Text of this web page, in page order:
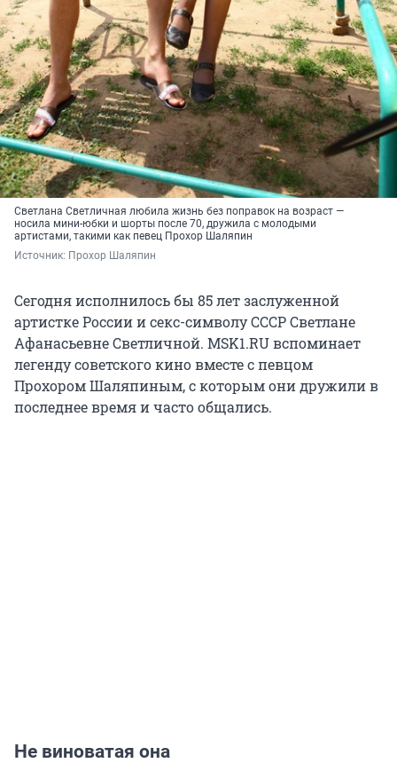
Светлана Светличная любила жизнь без поправок на возраст —
носила мини-юбки и шорты после 70, дружила с молодыми
артистами, такими как певец Прохор Шаляпин
Источник: Прохор Шаляпин
Сегодня исполнилось бы 85 лет заслуженной
артистке России и секс-символу СССР Светлане
Афанасьевне Светличной. МSK1.RU вспоминает
легенду советского кино вместе с певцом
Прохором Шаляпиным, с которым они дружили в
последнее время и часто общались.
Не виноватая она